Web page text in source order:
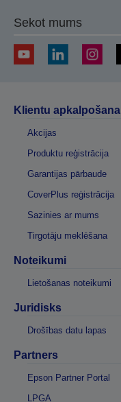
Sekot mums
Klientu apkalpošana
Akcijas
Produktu reģistrācija
Garantijas pārbaude
CoverPlus reģistrācija
Sazinies ar mums
Tirgotāju meklēšana
Noteikumi
Lietošanas noteikumi
Juridisks
Drošības datu lapas
Partners
Epson Partner Portal
LPGA